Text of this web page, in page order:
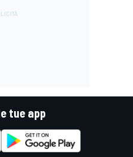
tue app